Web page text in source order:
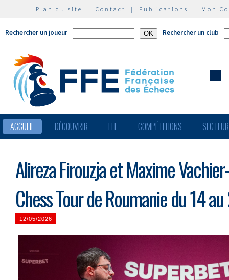
Plan du site | Contact | Publications | Mon
Rechercher un joueur Rechercher un club
ACCUEIL DÉCOUVRIR FFE COMPÉTITIONS
Alireza Firouzja et Maxime
Chess Tour de Roumanie du 14
12/05/2026